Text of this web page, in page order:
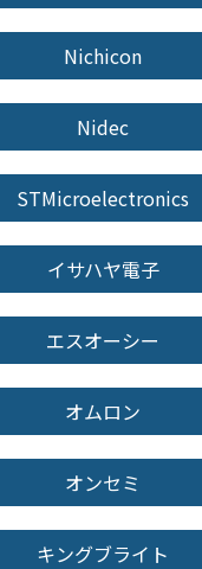
Nichicon
Nidec
STMicroelectronics
イサハヤ電子
エスオーシー
オムロン
オンセミ
キングブライト